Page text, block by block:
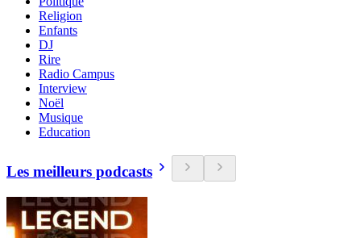
Religion
Enfants
DJ
Rire
Radio Campus
Interview
Noël
Musique
Education
Les meilleurs podcasts